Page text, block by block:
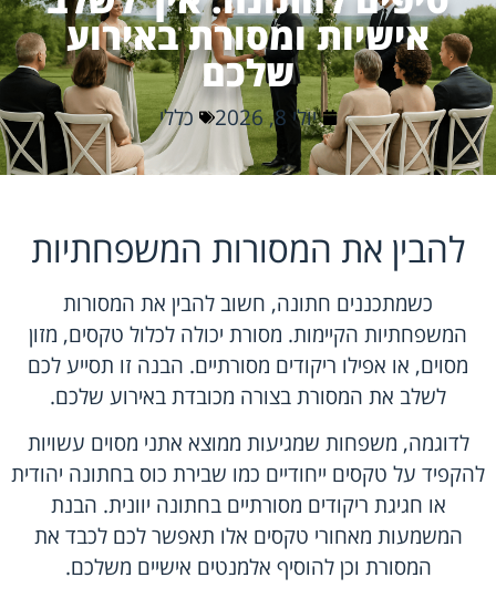
אישיות ומסורת באירוע
שלכם
יולי 8, 2026 כללי
להבין את המסורות המשפחתיות
כשמתכננים חתונה, חשוב להבין את המסורות
המשפחתיות הקיימות. מסורת יכולה לכלול טקסים, מזון
מסוים, או אפילו ריקודים מסורתיים. הבנה זו תסייע לכם
לשלב את המסורת בצורה מכובדת באירוע שלכם.
לדוגמה, משפחות שמגיעות ממוצא אתני מסוים עשויות
להקפיד על טקסים ייחודיים כמו שבירת כוס בחתונה יהודית
או חגיגת ריקודים מסורתיים בחתונה יוונית. הבנת
המשמעות מאחורי טקסים אלו תאפשר לכם לכבד את
המסורת וכן להוסיף אלמנטים אישיים משלכם.